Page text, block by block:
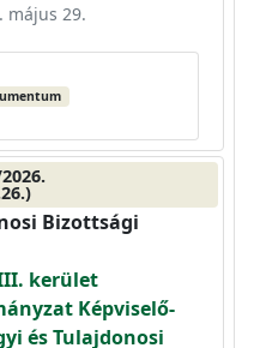
május 29.
Bizottsági
kerület
Képviselő-
és Tulajdonosi